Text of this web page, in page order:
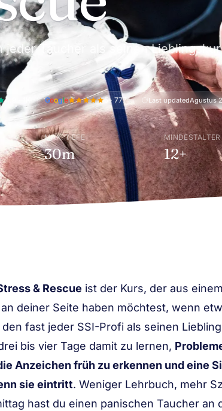
jeder Taucher als seinen
4.9 · 1K Google 5 · 777 Last updatedAgustus
MAX. TIEFE
30m
MINDESTALTER
12+
& Rescue ist der Kurs, der aus
deiner Seite haben möchtest, wenn
fast jeder SSI-Profi als seinen
bis vier Tage damit zu lernen,
Anzeichen früh zu erkennen und eine
sie eintritt. Weniger Lehrbuch, mehr
hast du einen panischen Taucher an